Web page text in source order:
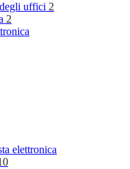
uffici 2
2
elettronica